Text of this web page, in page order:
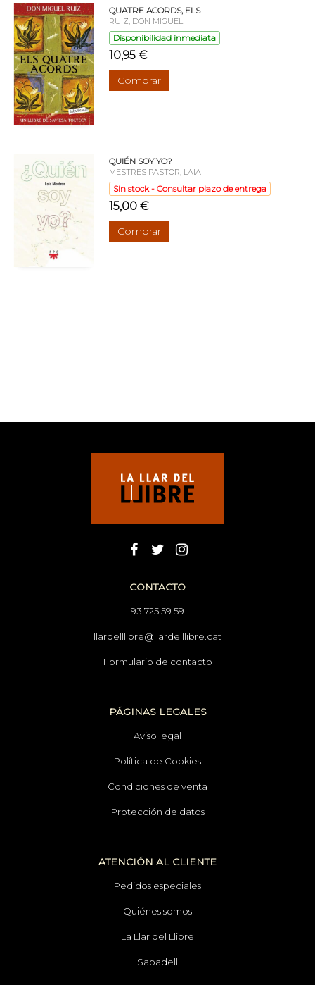
QUATRE ACORDS, ELS
RUIZ, DON MIGUEL
Disponibilidad inmediata
10,95 €
Comprar
QUIÉN SOY YO?
MESTRES PASTOR, LAIA
Sin stock - Consultar plazo de entrega
15,00 €
Comprar
CONTACTO
93 725 59 59
llardelllibre@llardelllibre.cat
Formulario de contacto
PÁGINAS LEGALES
Aviso legal
Política de Cookies
Condiciones de venta
Protección de datos
ATENCIÓN AL CLIENTE
Pedidos especiales
Quiénes somos
La Llar del Llibre
Sabadell